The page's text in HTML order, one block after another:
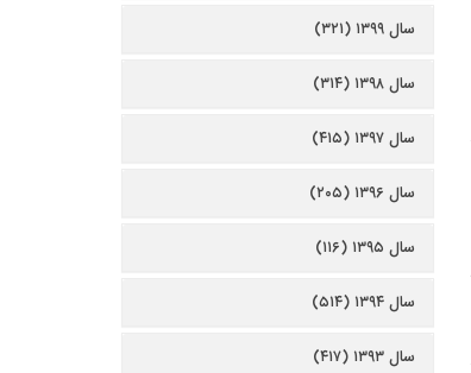
سال ۱۳۹۹ (۳۲۱)
سال ۱۳۹۸ (۳۱۴)
سال ۱۳۹۷ (۴۱۵)
سال ۱۳۹۶ (۲۰۵)
سال ۱۳۹۵ (۱۱۶)
سال ۱۳۹۴ (۵۱۴)
سال ۱۳۹۳ (۴۱۷)